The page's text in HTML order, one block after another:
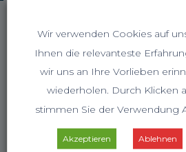
Wir verwenden Cookies auf
Ihnen die relevanteste
wir uns an Ihre Vorlieben
wiederholen. Durch Klicken
stimmen Sie der Verwendung
Akzeptieren Ablehnen